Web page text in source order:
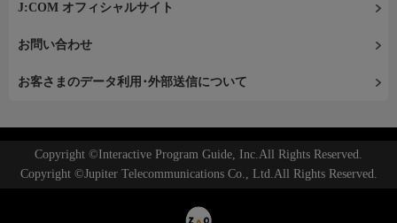
J:COM オフィシャルサイト
お問い合わせ
お客さまのデータ利用･外部送信について
Copyright ©Interactive Program Guide, Inc.All Rights Reserved.
Copyright ©Jupiter Telecommunications Co., Ltd.All Rights Reserved.